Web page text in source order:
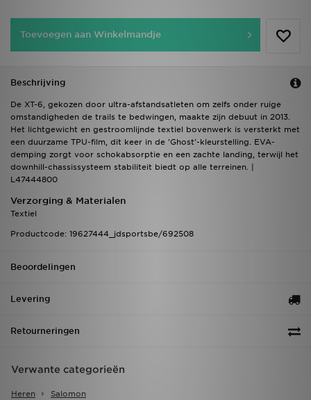
Toevoegen aan Winkelmandje
Beschrijving
De XT-6, gekozen door ultra-afstandsatleten om zelfs onder ruige
omstandigheden de trails te bedwingen, maakte zijn debuut in 2013.
Het lichtgewicht en gestroomlijnde textiel bovenwerk is versterkt met
een duurzame TPU-film, dit keer in de 'Ghost'-kleurstelling. EVA-
demping zorgt voor schokabsorptie en een zachte landing, terwijl het
downhill-chassissysteem stabiliteit biedt op alle terreinen. |
L47444800
Verzorging & Materialen
Textiel
Productcode: 19627444_jdsportsbe/692508
Beoordelingen
Levering
Retourneringen
Verwante categorieën
Heren Salomon